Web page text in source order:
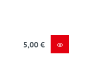
5,00 €